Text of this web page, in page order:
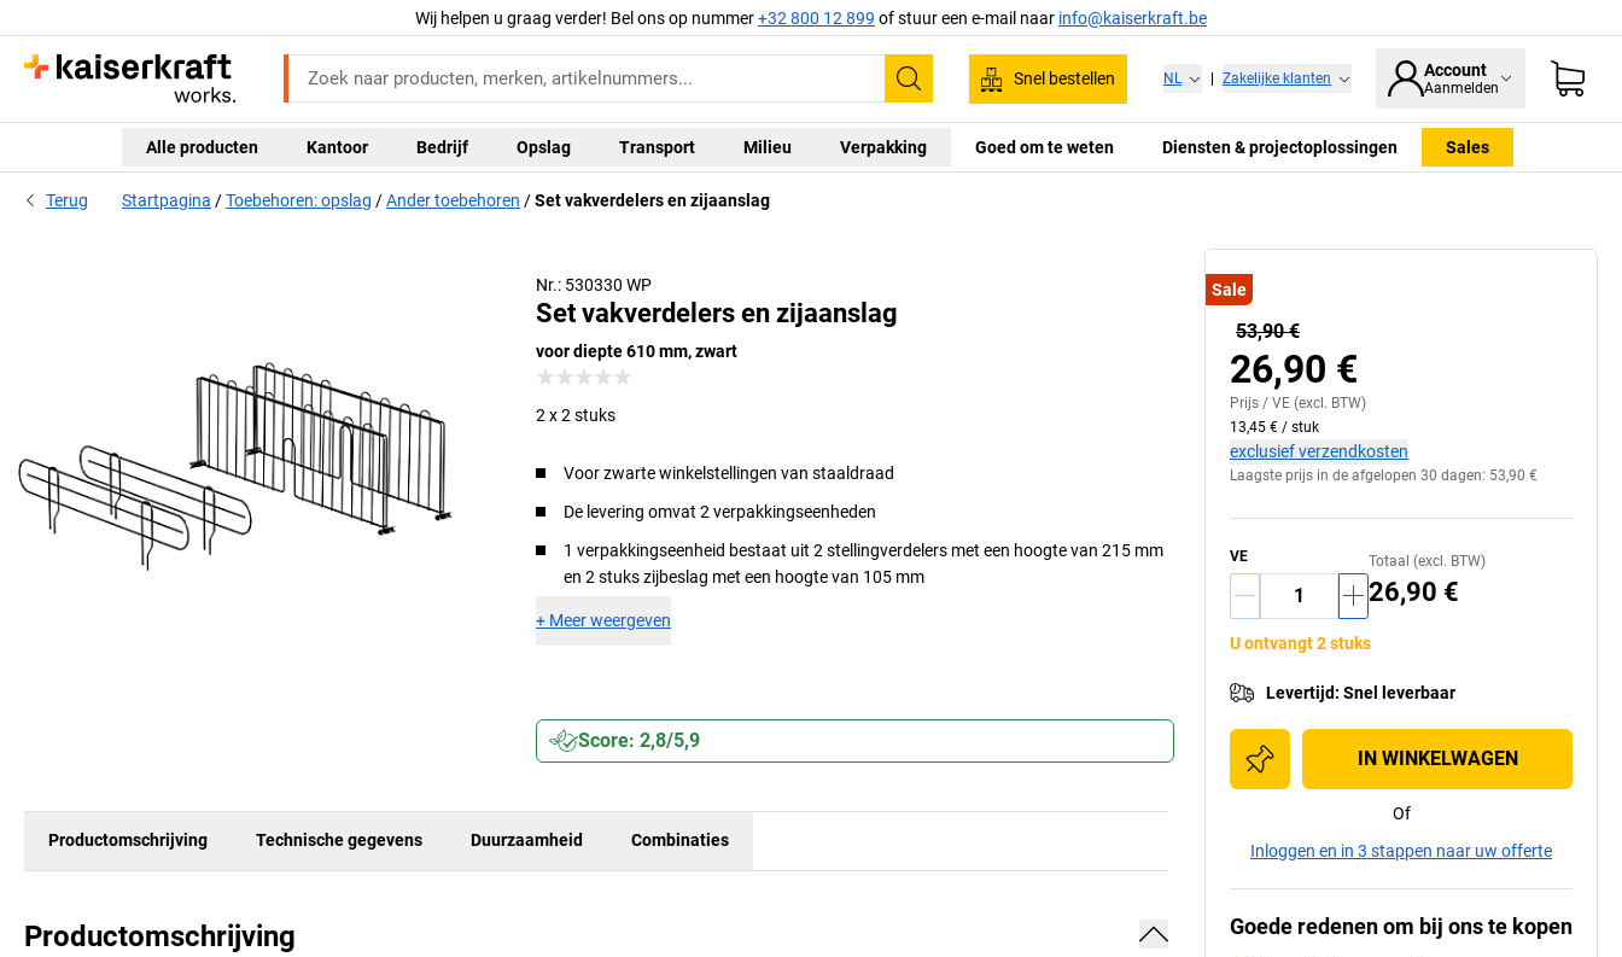
Wij helpen u graag verder! Bel ons op nummer+32 800 12 899 of stuur een e-mail naar info@kaiserkraft.be
Zoeken
Snel bestellen NL Zakelijke klanten Account
Aanmelden
Alle producten Kantoor Bedrijf Opslag Transport Milieu Verpakking Goed om te weten Diensten & projectoplossingen Sales
Terug Startpagina Toebehoren: opslag Ander toebehoren Set vakverdelers en zijaanslag
Nr.: 530330 WP
Set vakverdelers en zijaanslag
voor diepte 610 mm, zwart
2 x 2 stuks
Voor zwarte winkelstellingen van staaldraad
De levering omvat 2 verpakkingseenheden
1 verpakkingseenheid bestaat uit 2 stellingverdelers met een hoogte van 215 mm
en 2 stuks zijbeslag met een hoogte van 105 mm
+ Meer weergeven
Score: 2,8/5,9
Productomschrijving Technische gegevens Duurzaamheid Combinaties
Productomschrijving
Sale
53,90 €
26,90 €
Prijs / VE (excl. BTW)
13,45 € / stuk
exclusief verzendkosten
Laagste prijs in de afgelopen 30 dagen: 53,90 €
VE Totaal (excl. BTW)
26,90 €
U ontvangt 2 stuks
Levertijd: Snel leverbaar
IN WINKELWAGEN
Of
Inloggen en in 3 stappen naar uw offerte
Goede redenen om bij ons te kopen